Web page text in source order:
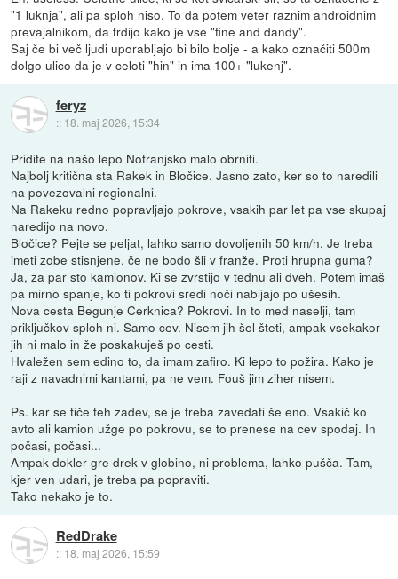
"1 luknja", ali pa sploh niso. To da potem veter raznim androidnim
prevajalnikom, da trdijo kako je vse "fine and dandy".
Saj če bi več ljudi uporabljajo bi bilo bolje - a kako označiti 500m
dolgo ulico da je v celoti "hin" in ima 100+ "lukenj".
feryz
:: 18. maj 2026, 15:34
Pridite na našo lepo Notranjsko malo obrniti.
Najbolj kritična sta Rakek in Bločice. Jasno zato, ker so to naredili
na povezovalni regionalni.
Na Rakeku redno popravljajo pokrove, vsakih par let pa vse skupaj
naredijo na novo.
Bločice? Pejte se peljat, lahko samo dovoljenih 50 km/h. Je treba
imeti zobe stisnjene, če ne bodo šli v franže. Proti hrupna guma?
Ja, za par sto kamionov. Ki se zvrstijo v tednu ali dveh. Potem imaš
pa mirno spanje, ko ti pokrovi sredi noči nabijajo po ušesih.
Nova cesta Begunje Cerknica? Pokrovi. In to med naselji, tam
priključkov sploh ni. Samo cev. Nisem jih šel šteti, ampak vsekakor
jih ni malo in že poskakuješ po cesti.
Hvaležen sem edino to, da imam zafiro. Ki lepo to požira. Kako je
raji z navadnimi kantami, pa ne vem. Fouš jim ziher nisem.
Ps. kar se tiče teh zadev, se je treba zavedati še eno. Vsakič ko
avto ali kamion užge po pokrovu, se to prenese na cev spodaj. In
počasi, počasi...
Ampak dokler gre drek v globino, ni problema, lahko pušča. Tam,
kjer ven udari, je treba pa popraviti.
Tako nekako je to.
RedDrake
:: 18. maj 2026, 15:59